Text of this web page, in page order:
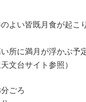
よい皆既月食が起こ
所に満月が浮かぶ予
文台サイト参照）
ごろ